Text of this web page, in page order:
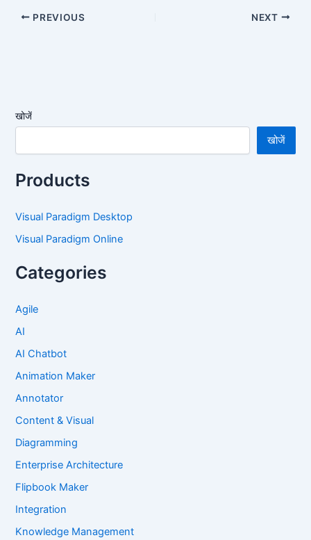
PREVIOUS NEXT
खोजें
खोजें
Products
Visual Paradigm Desktop
Visual Paradigm Online
Categories
Agile
AI
AI Chatbot
Animation Maker
Annotator
Content & Visual
Diagramming
Enterprise Architecture
Flipbook Maker
Integration
Knowledge Management